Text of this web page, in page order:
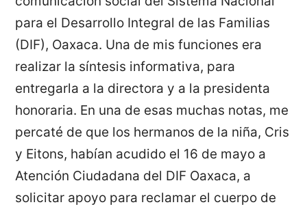
para el Desarrollo Integral de las Familias
(DIF), Oaxaca. Una de mis funciones era
realizar la síntesis informativa, para
entregarla a la directora y a la presidenta
honoraria. En una de esas muchas notas, me
percaté de que los hermanos de la niña, Cris
y Eitons, habían acudido el 16 de mayo a
Atención Ciudadana del DIF Oaxaca, a
solicitar apoyo para reclamar el cuerpo de